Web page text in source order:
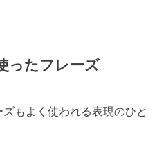
ったフレーズ
ズもよく使われる表現のひと